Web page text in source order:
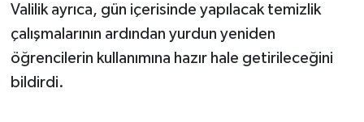
Valilik ayrıca, gün içerisinde yapılacak temizlik
çalışmalarının ardından yurdun yeniden
öğrencilerin kullanımına hazır hale getirileceğini
bildirdi.